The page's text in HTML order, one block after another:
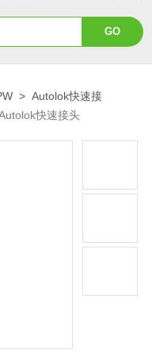
>Autolok快速接
快速接头